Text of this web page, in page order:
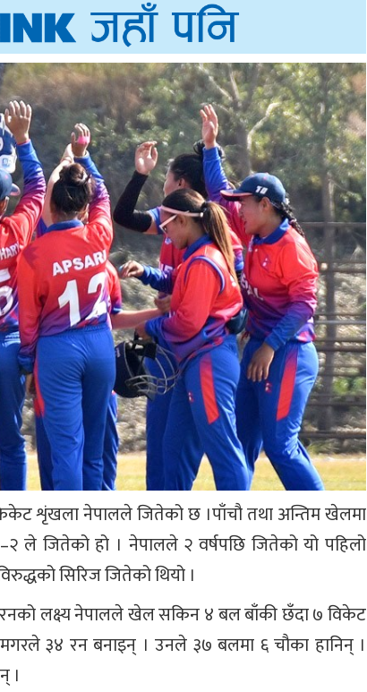
शृंखला नेपालले जितेको छ ।पाँचौ तथा अन्तिम खेलमा
ले जितेको हो । नेपालले २ वर्षपछि जितेको यो पहिलो
सिरिज जितेको थियो ।
लक्ष्य नेपालले खेल सकिन ४ बल बाँकी छँदा ७ विकेट
मगरले ३४ रन बनाइन् । उनले ३७ बलमा ६ चौका हानिन् ।
।